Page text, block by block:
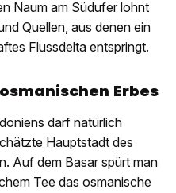
Naum am Südufer lohnt
Quellen, aus denen ein
Flussdelta entspringt.
Erbes
darf natürlich
Hauptstadt des
Auf dem Basar spürt man
Tee das osmanische